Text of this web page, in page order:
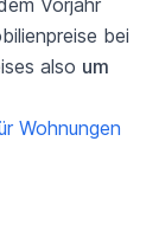
Vorjahr
bei
also um
Wohnungen